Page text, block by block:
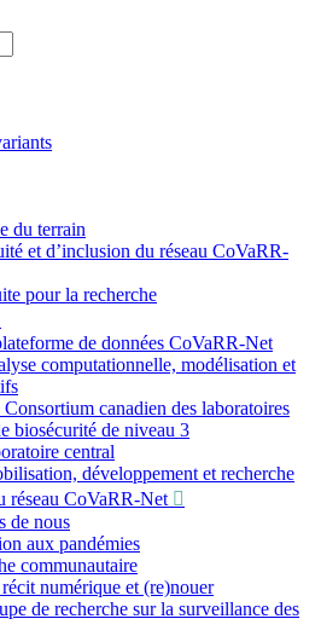
du terrain
et d’inclusion du réseau CoVaRR-
pour la recherche
de données CoVaRR-Net
computationnelle, modélisation et
canadien des laboratoires
biosécurité de niveau 3
central
développement et recherche
réseau CoVaRR-Net
de nous
aux pandémies
communautaire
numérique et (re)nouer
de recherche sur la surveillance des